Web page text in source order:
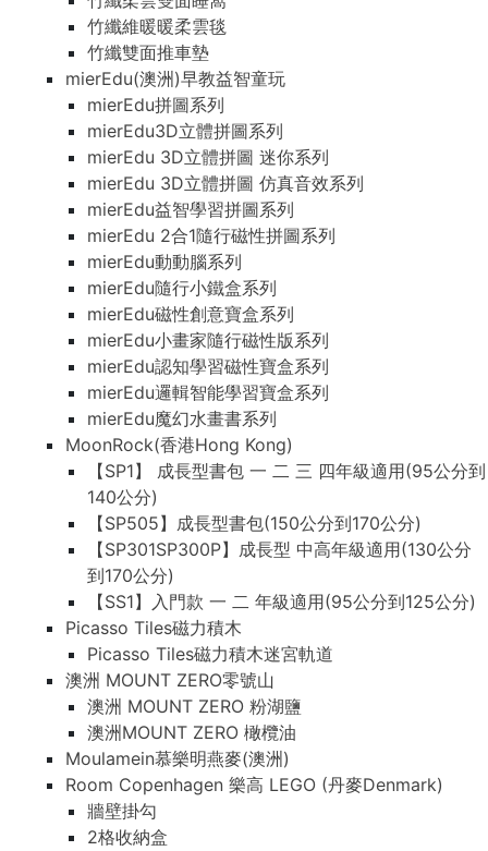
竹纖維暖暖柔雲毯
竹纖雙面推車墊
mierEdu(澳洲)早教益智童玩
mierEdu拼圖系列
mierEdu3D立體拼圖系列
mierEdu 3D立體拼圖 迷你系列
mierEdu 3D立體拼圖 仿真音效系列
mierEdu益智學習拼圖系列
mierEdu 2合1隨行磁性拼圖系列
mierEdu動動腦系列
mierEdu隨行小鐵盒系列
mierEdu磁性創意寶盒系列
mierEdu小畫家隨行磁性版系列
mierEdu認知學習磁性寶盒系列
mierEdu邏輯智能學習寶盒系列
mierEdu魔幻水畫書系列
MoonRock(香港Hong Kong)
【SP1】 成長型書包 一 二 三 四年級適用(95公分到
140公分)
【SP505】成長型書包(150公分到170公分)
【SP301SP300P】成長型 中高年級適用(130公分
到170公分)
【SS1】入門款 一 二 年級適用(95公分到125公分)
Picasso Tiles磁力積木
Picasso Tiles磁力積木迷宮軌道
澳洲 MOUNT ZERO零號山
澳洲 MOUNT ZERO 粉湖鹽
澳洲MOUNT ZERO 橄欖油
Moulamein慕樂明燕麥(澳洲)
Room Copenhagen 樂高 LEGO (丹麥Denmark)
牆壁掛勾
2格收納盒